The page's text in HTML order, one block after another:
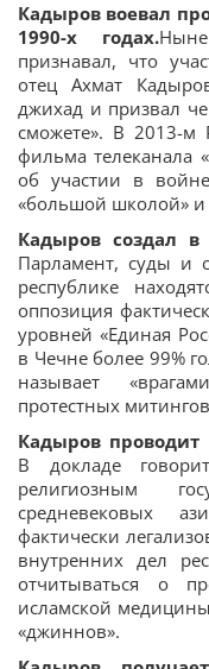
Кадыров воевал
1990-х годах.
признавал, что
отец Ахмат
джихад и призвал
сможете». В 2013-м
фильма телеканала
об участии в
«большой школой» и
Кадыров создал
Парламент, суды и
республике
оппозиция
уровней «Единая
в Чечне более 99%
называет
протестных
Кадыров
В докладе
религиозным
средневековых
фактически
внутренних дел
отчитываться о
исламской
«джиннов».